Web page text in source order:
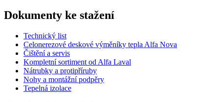
Dokumenty ke stažení
Technický list
Celonerezové deskové výměníky tepla Alfa Nova
Čištění a servis
Kompletní sortiment od Alfa Laval
Nátrubky a protipříruby
Nohy a montážní podpěry
Tepelná izolace